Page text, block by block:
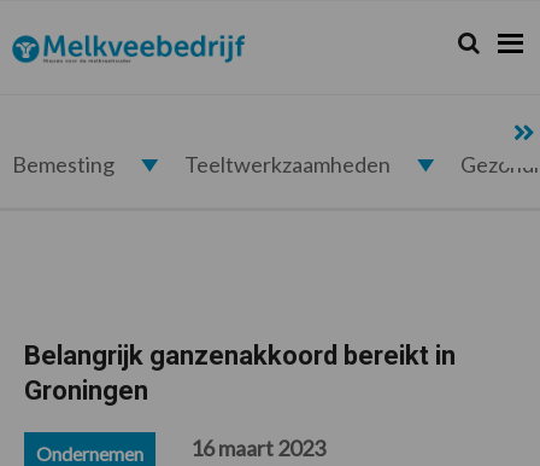
de
hoofdnavigatie
de
hoofd
de
eerste
de
voettekst
Melkveebedrijf.nl Zoeken...
Zoek
Bemesting Teeltwerkzaamheden
Belangrijk ganzenakkoord bereikt in
Groningen
Ondernemen 16 maart 2023